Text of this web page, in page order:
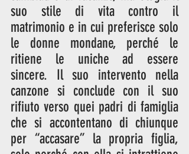
suo stile di vita contro il
matrimonio e in cui preferisce solo
le donne mondane, perché le
ritiene le uniche ad essere
sincere. Il suo intervento nella
canzone si conclude con il suo
rifiuto verso quei padri di famiglia
che si accontentano di chiunque
per “accasare” la propria figlia,